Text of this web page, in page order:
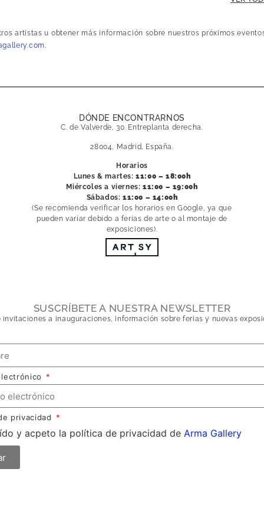
artistas u obtener más información sobre nuestros próximos
DÓNDE ENCONTRARNOS
C. de Valverde, 30. Entreplanta derecha.
28004, Madrid, España.
Horarios
Lunes & martes: 11:00 – 18:00h
Miércoles a viernes:11:00 – 19:00h
Sábados: 11:00 – 14:00h
(Se recomienda verificar los horarios en Google, ya que
pueden variar debido a ferias de arte o al montaje de
exposiciones).
SUSCRÍBETE A NUESTRA NEWSLETTER
invitaciones a inauguraciones, información sobre ferias y nuevas
privacidad
y acpeto la política de privacidad de Arma Gallery